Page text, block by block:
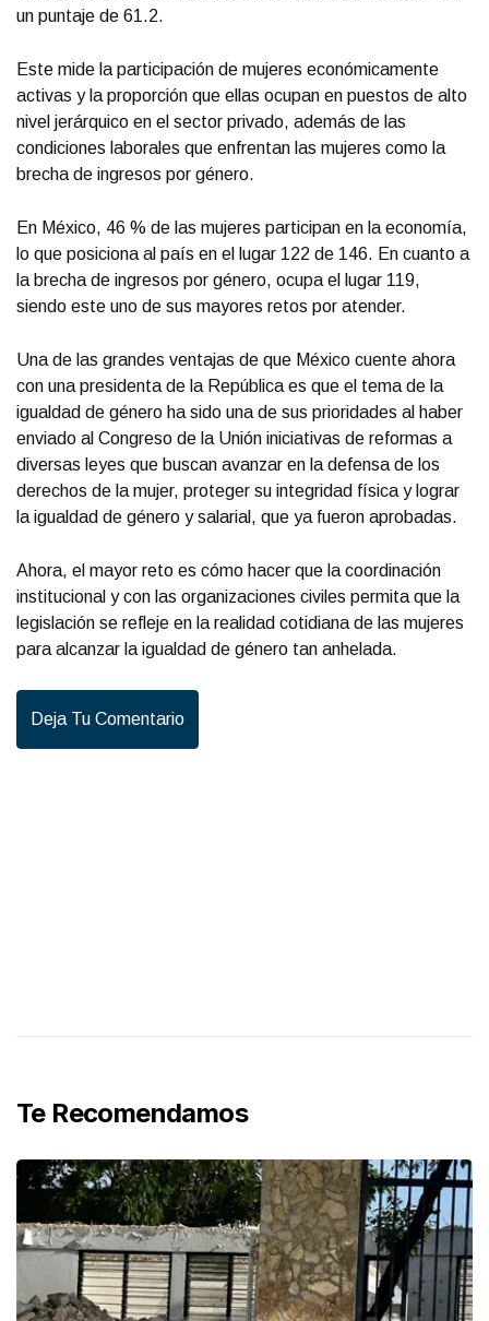
un puntaje de 61.2.
Este mide la participación de mujeres económicamente
activas y la proporción que ellas ocupan en puestos de alto
nivel jerárquico en el sector privado, además de las
condiciones laborales que enfrentan las mujeres como la
brecha de ingresos por género.
En México, 46 % de las mujeres participan en la economía,
lo que posiciona al país en el lugar 122 de 146. En cuanto a
la brecha de ingresos por género, ocupa el lugar 119,
siendo este uno de sus mayores retos por atender.
Una de las grandes ventajas de que México cuente ahora
con una presidenta de la República es que el tema de la
igualdad de género ha sido una de sus prioridades al haber
enviado al Congreso de la Unión iniciativas de reformas a
diversas leyes que buscan avanzar en la defensa de los
derechos de la mujer, proteger su integridad física y lograr
la igualdad de género y salarial, que ya fueron aprobadas.
Ahora, el mayor reto es cómo hacer que la coordinación
institucional y con las organizaciones civiles permita que la
legislación se refleje en la realidad cotidiana de las mujeres
para alcanzar la igualdad de género tan anhelada.
Deja Tu Comentario
Te Recomendamos